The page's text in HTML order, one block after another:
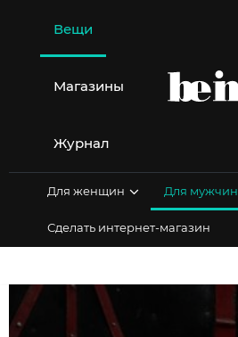
содержимому
Вещи
Магазины
Журнал
Для женщин Для мужчин
Сделать интернет-магазин